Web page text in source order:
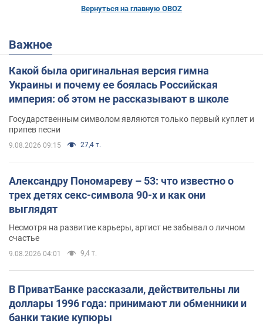
Вернуться на главную OBOZ
Важное
Какой была оригинальная версия гимна
Украины и почему ее боялась Российская
империя: об этом не рассказывают в школе
Государственным символом являются только первый куплет и
припев песни
9.08.2026 09:15 27,4 т.
Александру Пономареву – 53: что известно о
трех детях секс-символа 90-х и как они
выглядят
Несмотря на развитие карьеры, артист не забывал о личном
счастье
9.08.2026 04:01 9,4 т.
В ПриватБанке рассказали, действительны ли
доллары 1996 года: принимают ли обменники и
банки такие купюры